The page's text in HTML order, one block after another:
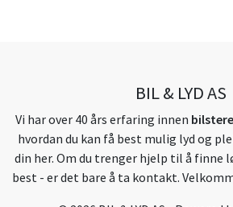
BIL & LYD AS
Vi har over 40 års erfaring innen
hvordan du kan få best mulig lyd og
din her. Om du trenger hjelp til å finne
best - er det bare å ta kontakt.